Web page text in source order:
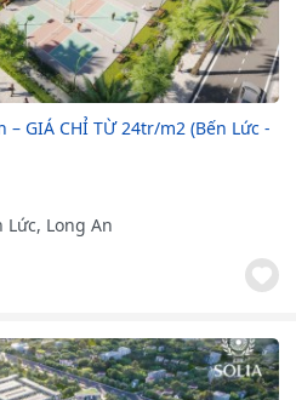
GIÁ CHỈ TỪ 24tr/m2 (Bến Lức -
Lức, Long An